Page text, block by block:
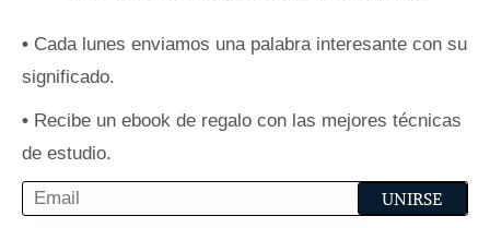
• Cada lunes enviamos una palabra interesante con su
significado.
• Recibe un ebook de regalo con las mejores técnicas
de estudio.